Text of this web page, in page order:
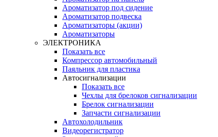
Ароматизатор под сидение
Ароматизатор подвеска
Ароматизаторы (акции)
Ароматизаторы
ЭЛЕКТРОНИКА
Показать все
Компрессор автомобильный
Паяльник для пластика
Автосигнализации
Показать все
Чехлы для брелоков сигнализации
Брелок сигнализации
Запчасти сигнализации
Автохолодильник
Видеорегистратор